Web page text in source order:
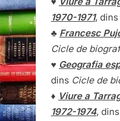
1970-1971,
♣ Francesc
Cicle de
♥ Geografia
dins Cicle de
♦ Viure a
1972-1974,